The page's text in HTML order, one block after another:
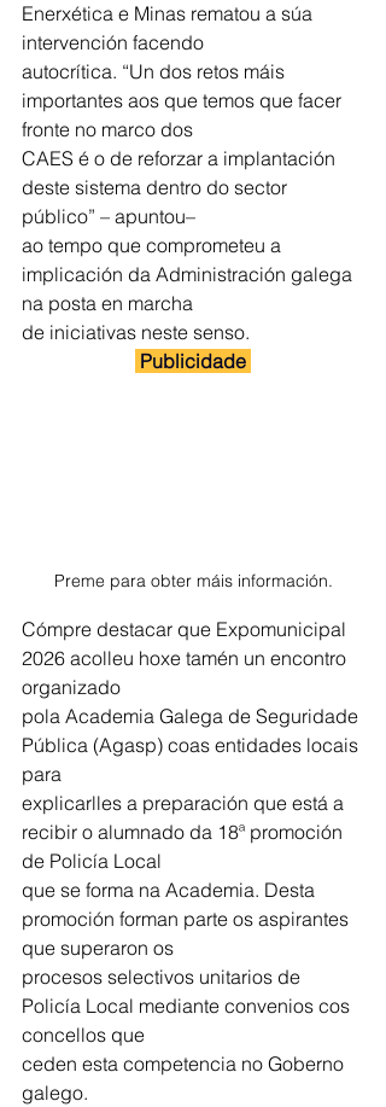
Enerxética e Minas rematou a súa
intervención facendo
autocrítica. “Un dos retos máis
importantes aos que temos que facer
fronte no marco dos
CAES é o de reforzar a implantación
deste sistema dentro do sector
público” – apuntou–
ao tempo que comprometeu a
implicación da Administración galega
na posta en marcha
de iniciativas neste senso.
Publicidade
Preme para obter máis información.
Cómpre destacar que Expomunicipal
2026 acolleu hoxe tamén un encontro
organizado
pola Academia Galega de Seguridade
Pública (Agasp) coas entidades locais
para
explicarlles a preparación que está a
recibir o alumnado da 18ª promoción
de Policía Local
que se forma na Academia. Desta
promoción forman parte os aspirantes
que superaron os
procesos selectivos unitarios de
Policía Local mediante convenios cos
concellos que
ceden esta competencia no Goberno
galego.